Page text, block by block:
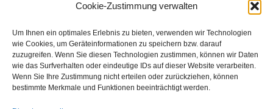
Cookie-Zustimmung verwalten
Um Ihnen ein optimales Erlebnis zu bieten, verwenden wir Technologien
wie Cookies, um Geräteinformationen zu speichern bzw. darauf
zuzugreifen. Wenn Sie diesen Technologien zustimmen, können wir Daten
wie das Surfverhalten oder eindeutige IDs auf dieser Website verarbeiten.
Wenn Sie Ihre Zustimmung nicht erteilen oder zurückziehen, können
bestimmte Merkmale und Funktionen beeinträchtigt werden.
Okt.